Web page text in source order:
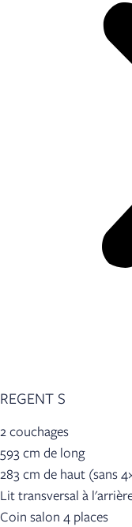
REGENT S
2 couchages
593 cm de long
283 cm de haut (sans
Lit transversal à
Coin salon 4 places